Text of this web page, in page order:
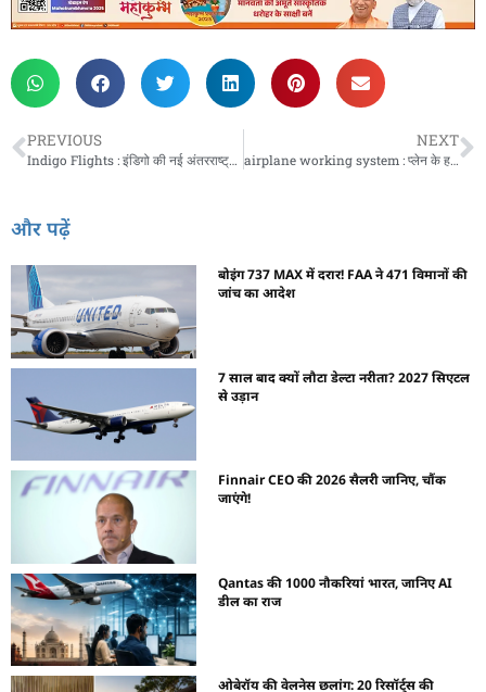
PREVIOUS
Indigo Flights : इंडिगो की नई अंतरराष्ट्रीय उड़ानें: दिल्ली-हनोई रूट और विस्तार की रणनीति
NEXT
airplane working system : प्लेन के हर हिस्से का रोल क्या है? जानिए कैसे होता है हवाई सफर मुमकिन
और पढ़ें
बोइंग 737 MAX में दरार! FAA ने 471 विमानों की
जांच का आदेश
7 साल बाद क्यों लौटा डेल्टा नरीता? 2027 सिएटल
से उड़ान
Finnair CEO की 2026 सैलरी जानिए, चौंक
जाएंगे!
Qantas की 1000 नौकरियां भारत, जानिए AI
डील का राज
ओबेरॉय की वेलनेस छलांग: 20 रिसॉर्ट्स की